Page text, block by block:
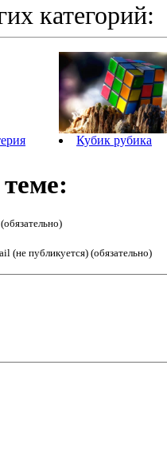
категорий:
Кубик рубика
(не публикуется) (обязательно)